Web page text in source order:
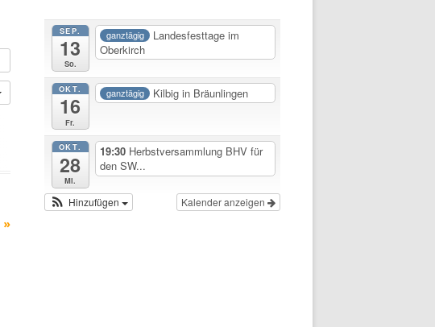
»
SEP.
13
So.
ganztägig
Landesfesttage im
Oberkirch
OKT.
16
Fr.
ganztägig Kilbig in Bräunlingen
OKT.
28
Mi.
19:30 Herbstversammlung BHV für
den SW...
Kalender anzeigen
Hinzufügen